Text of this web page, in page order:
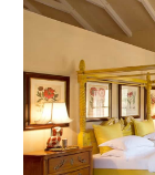
ABOUT US